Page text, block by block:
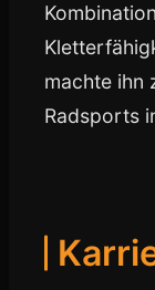
machte ihn
Radsports